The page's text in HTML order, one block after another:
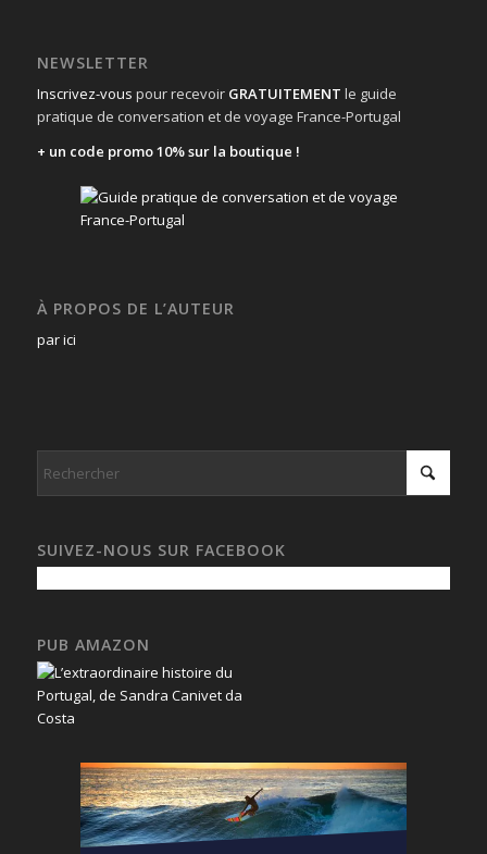
NEWSLETTER
Inscrivez-vous pour recevoir GRATUITEMENT le guide
pratique de conversation et de voyage France-Portugal
+ un code promo 10% sur la boutique !
À PROPOS DE L’AUTEUR
par ici
SUIVEZ-NOUS SUR FACEBOOK
PUB AMAZON